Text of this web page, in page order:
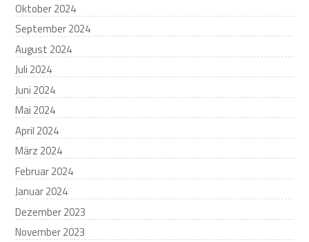
Oktober 2024
September 2024
August 2024
Juli 2024
Juni 2024
Mai 2024
April 2024
März 2024
Februar 2024
Januar 2024
Dezember 2023
November 2023